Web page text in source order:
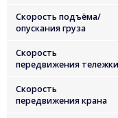
Скорость подъёма/
опускания груза
Скорость
передвижения тележки
Скорость
передвижения крана